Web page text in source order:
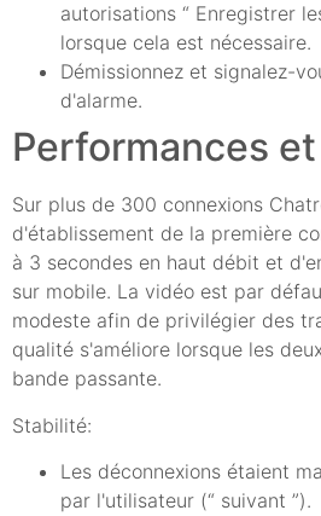
autorisations “ Enregistrer
lorsque cela est nécessaire.
Démissionnez et signalez-
d'alarme.
Performances
Sur plus de 300 connexions
d'établissement de la première
à 3 secondes en haut débit et
sur mobile. La vidéo est par
modeste afin de privilégier des
qualité s'améliore lorsque les
bande passante.
Stabilité:
Les déconnexions étaient
par l'utilisateur (“ suivant ”).